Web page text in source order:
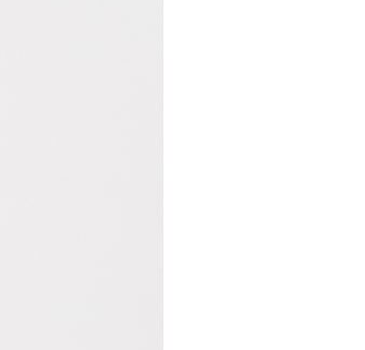
後付 」之結帳頁面顯示為準，若有關於
等相關疑問，請聯繫「AFTEE先享後
提供之「AFTEE先享後付」服務完成之
個人資料，並將交易相關給付款項請
。
以下網址：
代理人或監護人之同意方可使用
申辦者引起之損失，本公司不負相關責
將依據個別帳號之用戶狀況，依本公司
仍有額度不足之情形，本公司將視審查
上)免運費
以上)免運費